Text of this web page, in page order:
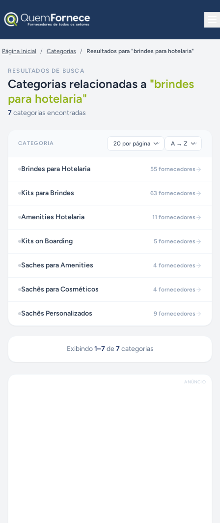
Página Inicial / Categorias / Resultados para "brindes para hotelaria"
RESULTADOS DE BUSCA
Categorias relacionadas a "brindes
para hotelaria"
7categorias encontradas
CATEGORIA
Brindes para Hotelaria 55 fornecedores
Kits para Brindes 63 fornecedores
Amenities Hotelaria 11 fornecedores
Kits on Boarding 5 fornecedores
Saches para Amenities 4 fornecedores
Sachês para Cosméticos 4 fornecedores
Sachês Personalizados 9 fornecedores
Exibindo 1–7 de 7 categorias
ANÚNCIO